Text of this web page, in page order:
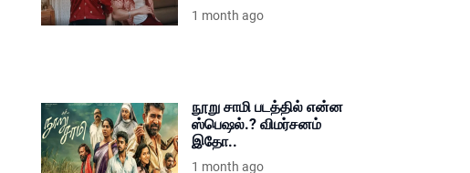
1 month ago
நூறு சாமி படத்தில் என்ன
ஸ்பெஷல்.? விமர்சனம்
இதோ..
1 month ago